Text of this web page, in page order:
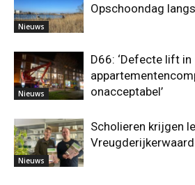
Nieuws
Opschoondag
Nieuws
D66: ‘Defecte lift in
onacceptabel’
Nieuws
Scholieren krijgen
Vreugderijkerwaard